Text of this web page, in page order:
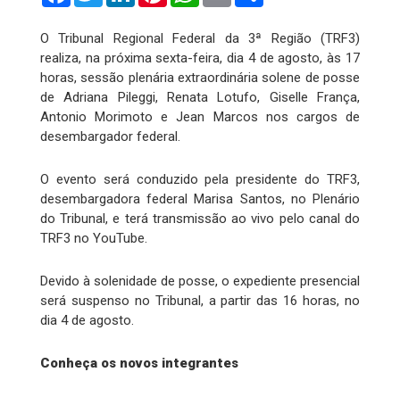
O Tribunal Regional Federal da 3ª Região (TRF3)
realiza, na próxima sexta-feira, dia 4 de agosto, às 17
horas, sessão plenária extraordinária solene de posse
de Adriana Pileggi, Renata Lotufo, Giselle França,
Antonio Morimoto e Jean Marcos nos cargos de
desembargador federal.
O evento será conduzido pela presidente do TRF3,
desembargadora federal Marisa Santos, no Plenário
do Tribunal, e terá transmissão ao vivo pelo canal do
TRF3 no YouTube.
Devido à solenidade de posse, o expediente presencial
será suspenso no Tribunal, a partir das 16 horas, no
dia 4 de agosto.
Conheça os novos integrantes